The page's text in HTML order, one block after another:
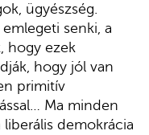
ügyészség.
senki, a
hogy ezek
hogy jól van
primitív
Ma minden
demokrácia